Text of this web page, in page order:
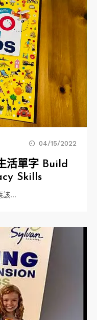
04/15/2022
活單字 Build
Skills
該…